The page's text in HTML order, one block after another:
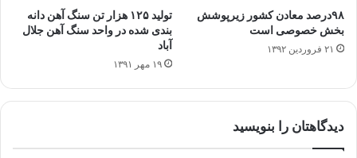
۹۸درصد معادن کشور زیرپوشش
بخش خصوصی است
۲۱ فروردین ۱۳۹۲
تولید ۱۲۵ هزار تن سنگ آهن دانه
بندی شده در واحد سنگ آهن جلال
آباد
۱۹ مهر ۱۳۹۱
دیدگاهتان را بنویسید